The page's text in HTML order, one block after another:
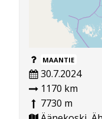
MAANTIE
30.7.2024
1170 km
7730 m